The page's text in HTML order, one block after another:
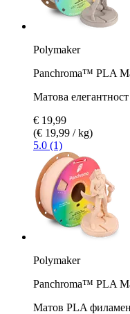
Polymaker
Panchroma™ PLA
Матова
€ 19,99
(€ 19,99 / kg)
5.0 (1)
Polymaker
Panchroma™ PLA
Матов PLA